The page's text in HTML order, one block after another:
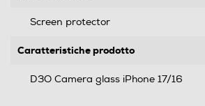
Screen protector
Caratteristiche prodotto
D3O Camera glass iPhone 17/16